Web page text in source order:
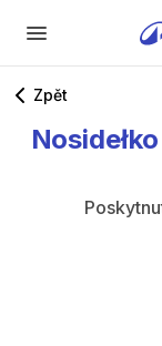
Zpět
Nosidełko